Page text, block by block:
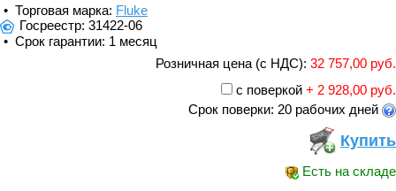
• Торговая марка: Fluke
Госреестр: 31422-06
• Срок гарантии: 1 месяц
Розничная цена (с НДС): 32 757,00 руб.
с поверкой + 2 928,00 руб.
Срок поверки: 20 рабочих дней
Купить
Есть на складе